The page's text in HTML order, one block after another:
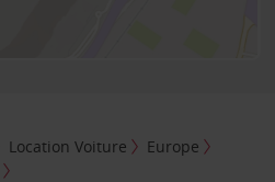
Location Voiture
Europe